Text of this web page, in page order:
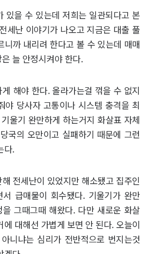
을 수 있는데 저희는 일관되다고 본
세난 이야기가 나오고 지금은 대출 풀
니까 내리려 한다고 볼 수 있는데 매매
늘 안정시켜야 한다.
해야 한다. 올라가는걸 꺾을 수 없지
야 당사자 고통이나 시스템 충격을 최
울기 완만하게 하는거지 화살표 자체
국의 오만이고 실패하기 때문에 그런
다.
전세난이 있었지만 해소됐고 집주인
서 급매물이 회수됐다. 기울기가 완만
그때그때 해왔다. 다만 새로운 화살
에 대해선 가볍게 보면 안 된다. 오늘이
니냐는 심리가 전반적으로 번지는것